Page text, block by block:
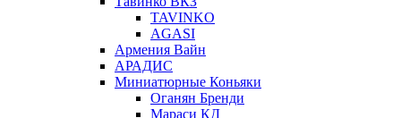
TAVINKO
AGASI
Армения Вайн
АРАДИС
Миниатюрные Коньяки
Оганян Бренди
Мараси КД